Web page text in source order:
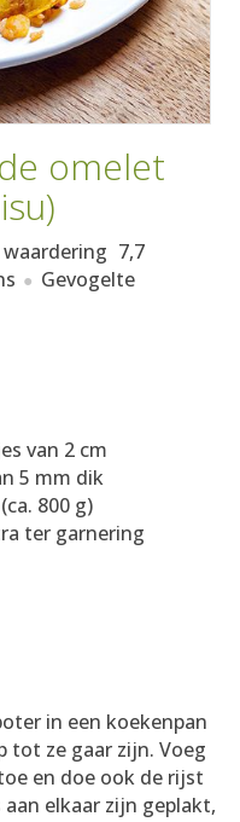
omelet
waardering 7,7
Gevogelte
van 2 cm
5 mm dik
800 g)
ter garnering
in een koekenpan
tot ze gaar zijn. Voeg
en doe ook de rijst
elkaar zijn geplakt,